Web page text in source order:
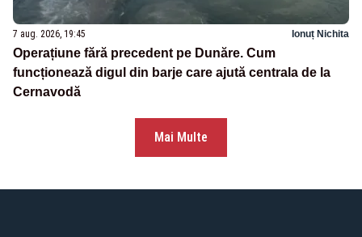
7 aug. 2026, 19:45 Ionuț Nichita
Operațiune fără precedent pe Dunăre. Cum
funcționează digul din barje care ajută centrala de la
Cernavodă
Mai Multe